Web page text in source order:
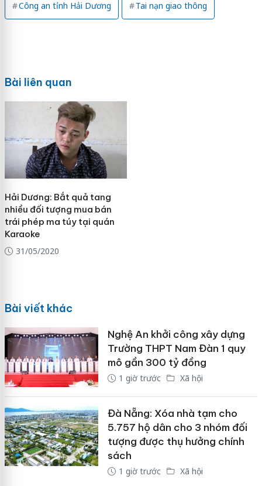
Công an tỉnh Hải Dương Tai nạn giao thông
Bài liên quan
Hải Dương: Bắt quả tang
nhiều đối tượng mua bán
trái phép ma túy tại quán
Karaoke
31/05/2020
Bài viết khác
Nghệ An khởi công xây dựng
Trường THPT Nam Đàn 1 quy
mô gần 300 tỷ đồng
1 giờ trước Xã hội
Đà Nẵng: Xóa nhà tạm cho
5.757 hộ dân cho 3 nhóm đối
tượng được thụ hưởng chính
sách
1 giờ trước Xã hội